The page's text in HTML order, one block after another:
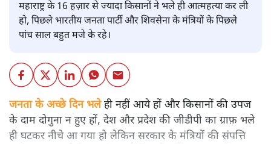
महाराष्ट्र के 16 हज़ार से ज्यादा किसानों ने भले ही आत्महत्या कर ली
हो, पिछले भारतीय जनता पार्टी और शिवसेना के मंत्रियों के पिछले
पांच साल बहुत मजे के रहे।
जनता के अच्छे दिन भलेही नहीं आये हों और किसानों की उपज
के दाम दोगुना न हुए हों, देश और प्रदेश की जीडीपी का ग्राफ़ भले
ही घटकर नीचे आ गया हो लेकिन सरकार के मंत्रियों की संपत्ति